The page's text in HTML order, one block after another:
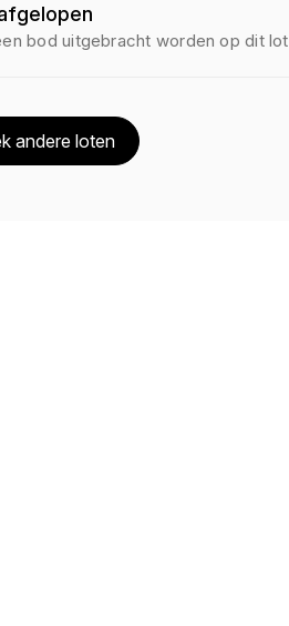
bod uitgebracht worden op dit lot
andere loten